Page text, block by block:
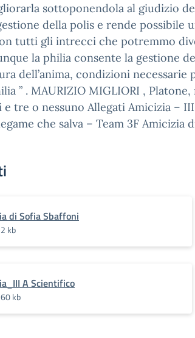
sottoponendola al giudizio
della polis e rende possibile
tutti gli intrecci che potremmo
la philia consente la gestione
dell’anima, condizioni necessarie
” . MAURIZIO MIGLIORI ,
tre o nessuno Allegati Amicizia –
che salva – Team 3F Amicizia
di Sofia Sbaffoni
kb
A Scientifico
kb